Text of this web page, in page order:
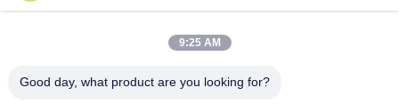
Lawnmower Teile Kolbenring Set (0,05 mm) G94-6837 Fits
9:25 AM
Good day, what product are you looking for?